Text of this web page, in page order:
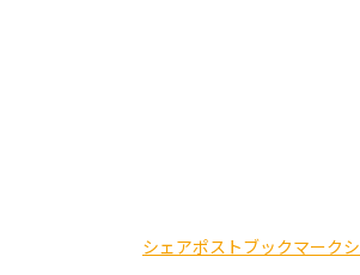
シェアポストブックマーク